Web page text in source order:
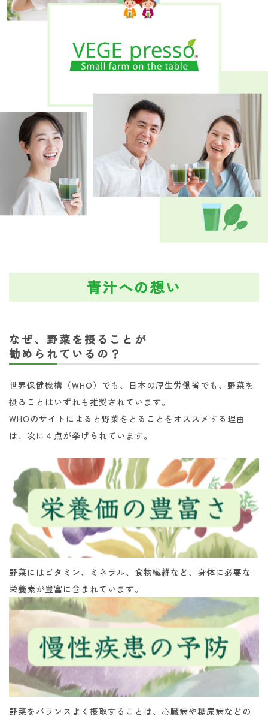
キャンペーン
FAQ・お問い合わせ
close
青汁への想い
なぜ、野菜を摂ることが
勧められているの？
世界保健機構（WHO）でも、日本の厚生労働省でも、野菜を
摂ることはいずれも推奨されています。
WHOのサイトによると野菜をとることをオススメする理由
は、次に４点が挙げられています。
野菜にはビタミン、ミネラル、食物繊維など、身体に必要な
栄養素が豊富に含まれています。
野菜をバランスよく摂取することは、心臓病や糖尿病などの